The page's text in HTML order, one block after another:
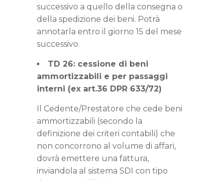
successivo a quello della consegna o
della spedizione dei beni. Potrà
annotarla entro il giorno 15 del mese
successivo.
TD 26: cessione di beni
ammortizzabili e per passaggi
interni (ex art.36 DPR 633/72)
Il Cedente/Prestatore che cede beni
ammortizzabili (secondo la
definizione dei criteri contabili) che
non concorrono al volume di affari,
dovrà emettere una fattura,
inviandola al sistema SDI con tipo